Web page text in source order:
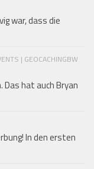
war, dass die
| GEOCACHINGBW
hat auch Bryan
In den ersten